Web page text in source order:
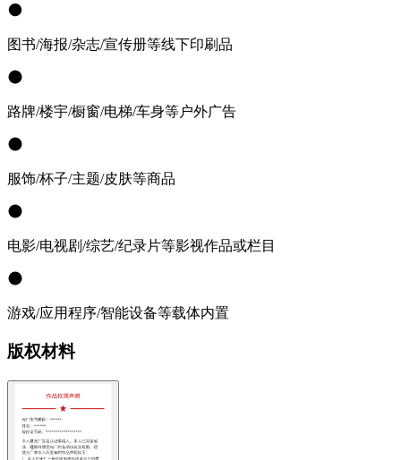
图书/海报/杂志/宣传册等线下印刷品
路牌/楼宇/橱窗/电梯/车身等户外广告
服饰/杯子/主题/皮肤等商品
电影/电视剧/综艺/纪录片等影视作品或栏目
游戏/应用程序/智能设备等载体内置
版权材料